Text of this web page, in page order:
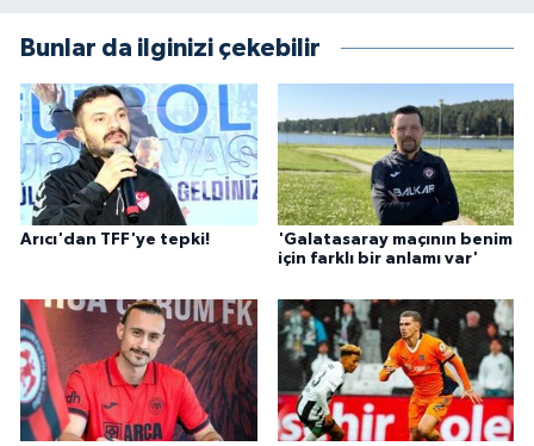
Bunlar da ilginizi çekebilir
Arıcı'dan TFF'ye tepki!
'Galatasaray maçının benim
için farklı bir anlamı var'